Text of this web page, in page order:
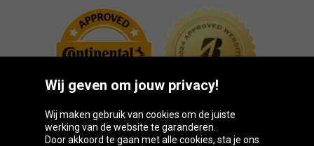
Wij geven om jouw privacy!
Wij maken gebruik van cookies om de juiste
werking van de website te garanderen.
Door akkoord te gaan met alle cookies, sta je ons